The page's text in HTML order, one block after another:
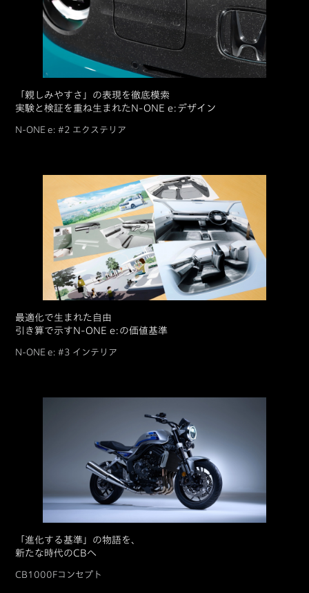
「親しみやすさ」の表現を徹底模索
実験と検証を重ね生まれたN-ONE e:デザイン
N-ONE e: #2 エクステリア
最適化で生まれた自由
引き算で示すN-ONE e:の価値基準
N-ONE e: #3 インテリア
「進化する基準」の物語を、
新たな時代のCBへ
CB1000Fコンセプト